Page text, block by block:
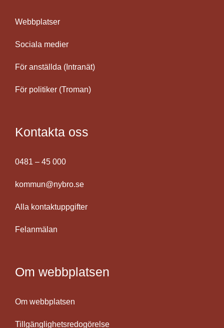
Webbplatser
Sociala medier
För anställda (Intranät)
För politiker (Troman)
Kontakta oss
0481 – 45 000
kommun@nybro.se
Alla kontaktuppgifter
Felanmälan
Om webbplatsen
Om webbplatsen
Tillgänglighetsredogörelse